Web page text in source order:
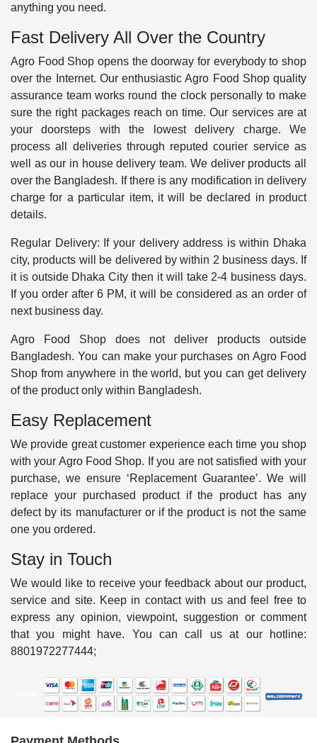
anything you need.
Fast Delivery All Over the Country
Agro Food Shop opens the doorway for everybody to shop
over the Internet. Our enthusiastic Agro Food Shop quality
assurance team works round the clock personally to make
sure the right packages reach on time. Our services are at
your doorsteps with the lowest delivery charge. We
process all deliveries through reputed courier service as
well as our in house delivery team. We deliver products all
over the Bangladesh. If there is any modification in delivery
charge for a particular item, it will be declared in product
details.
Regular Delivery: If your delivery address is within Dhaka
city, products will be delivered by within 2 business days. If
it is outside Dhaka City then it will take 2-4 business days.
If you order after 6 PM, it will be considered as an order of
next business day.
Agro Food Shop does not deliver products outside
Bangladesh. You can make your purchases on Agro Food
Shop from anywhere in the world, but you can get delivery
of the product only within Bangladesh.
Easy Replacement
We provide great customer experience each time you shop
with your Agro Food Shop. If you are not satisfied with your
purchase, we ensure ‘Replacement Guarantee’. We will
replace your purchased product if the product has any
defect by its manufacturer or if the product is not the same
one you ordered.
Stay in Touch
We would like to receive your feedback about our product,
service and site. Keep in contact with us and feel free to
express any opinion, viewpoint, suggestion or comment
that you might have. You can call us at our hotline:
8801972277444;